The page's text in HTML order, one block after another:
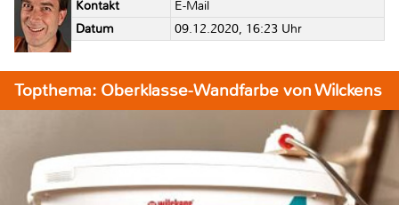
Kontakt
E-Mail
Datum
09.12.2020, 16:23 Uhr
Topthema: Oberklasse-Wandfarbe von Wilckens